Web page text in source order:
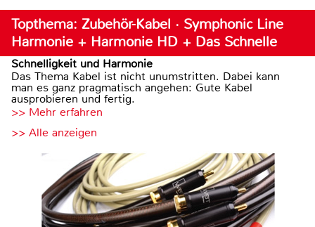
Topthema: Zubehör-Kabel · Symphonic Line
Harmonie + Harmonie HD + Das Schnelle
Schnelligkeit und Harmonie
Das Thema Kabel ist nicht unumstritten. Dabei kann
man es ganz pragmatisch angehen: Gute Kabel
ausprobieren und fertig.
>> Mehr erfahren
>> Alle anzeigen